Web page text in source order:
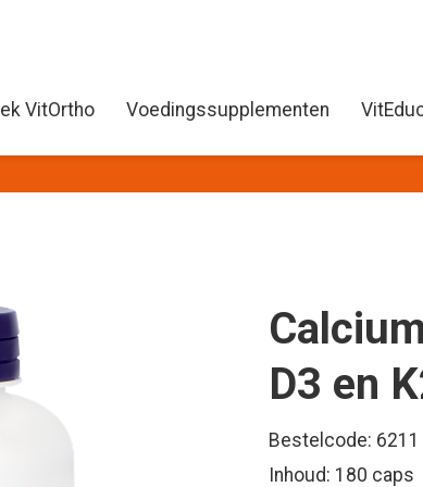
VitOrtho Voedingssupplementen
D3 en
Bestelcode: 6211
Inhoud: 180 caps